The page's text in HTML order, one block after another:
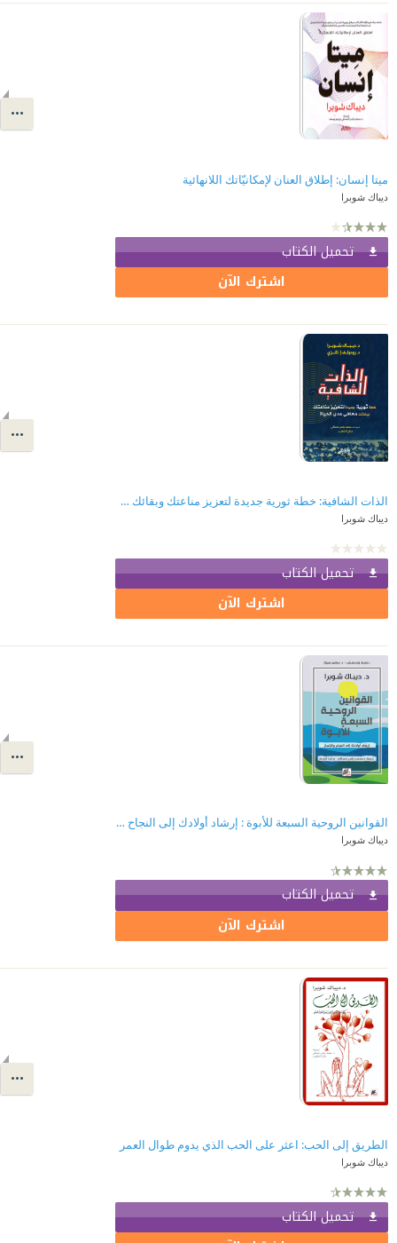
ميتا إنسان: إطلاق العنان لإمكانيّاتك اللانهائية
ديباك شوبرا
تحميل الكتاب
اشترك الآن
الذات الشافية: خطة ثورية جديدة لتعزيز مناعتك وبقائك معافى مدى الحياة
ديباك شوبرا
تحميل الكتاب
اشترك الآن
القوانين الروحية السبعة للأبوة : إرشاد أولادك إلى النجاح و الإنجاز
ديباك شوبرا
تحميل الكتاب
اشترك الآن
الطريق إلى الحب: اعثر على الحب الذي يدوم طوال العمر
ديباك شوبرا
تحميل الكتاب